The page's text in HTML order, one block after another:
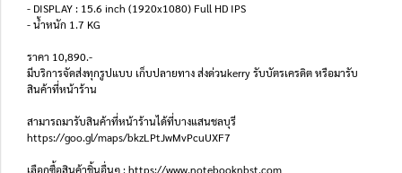
- DISPLAY : 15.6 inch (1920x1080) Full HD IPS
- น้ำหนัก 1.7 KG
ราคา 10,890.-
มีบริการจัดส่งทุกรูปแบบ เก็บปลายทาง ส่งด่วนkerry รับบัตรเครดิต หรือมารับ
สินค้าที่หน้าร้าน
สามารถมารับสินค้าที่หน้าร้านได้ที่บางแสนชลบุรี
https://goo.gl/maps/bkzLPtJwMvPcuUXF7
เลือกซื้อสินค้าชิ้นอื่นๆ : https://www.notebooknbst.com